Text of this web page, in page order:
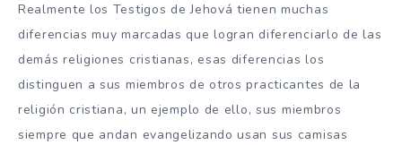
Realmente los Testigos de Jehová tienen muchas
diferencias muy marcadas que logran diferenciarlo de las
demás religiones cristianas, esas diferencias los
distinguen a sus miembros de otros practicantes de la
religión cristiana, un ejemplo de ello, sus miembros
siempre que andan evangelizando usan sus camisas